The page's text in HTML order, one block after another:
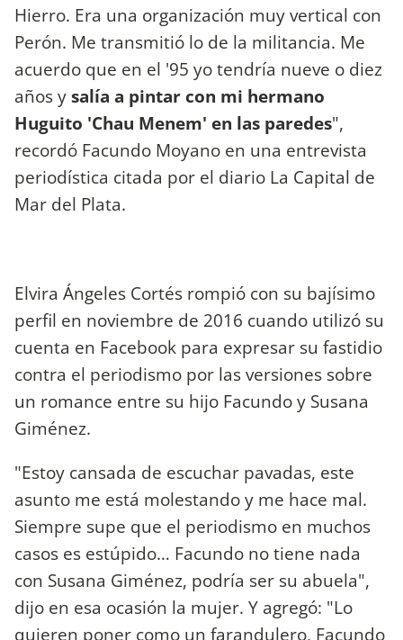
Hierro. Era una organización muy vertical con
Perón. Me transmitió lo de la militancia. Me
acuerdo que en el '95 yo tendría nueve o diez
años ysalía a pintar con mi hermano
Huguito 'Chau Menem' en las paredes",
recordó Facundo Moyano en una entrevista
periodística citada por el diario La Capital de
Mar del Plata.
Elvira Ángeles Cortés rompió con su bajísimo
perfil en noviembre de 2016 cuando utilizó su
cuenta en Facebook para expresar su fastidio
contra el periodismo por las versiones sobre
un romance entre su hijo Facundo y Susana
Giménez.
"Estoy cansada de escuchar pavadas, este
asunto me está molestando y me hace mal.
Siempre supe que el periodismo en muchos
casos es estúpido… Facundo no tiene nada
con Susana Giménez, podría ser su abuela",
dijo en esa ocasión la mujer. Y agregó: "Lo
quieren poner como un farandulero, Facundo